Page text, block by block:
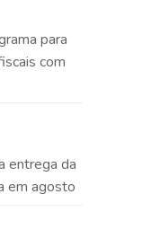
para
com
entrega da
em agosto